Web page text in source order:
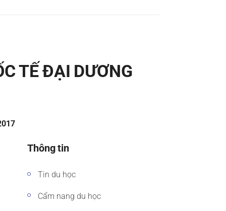
TẾ ĐẠI DƯƠNG
Thông tin
Tin du học
Cẩm nang du học